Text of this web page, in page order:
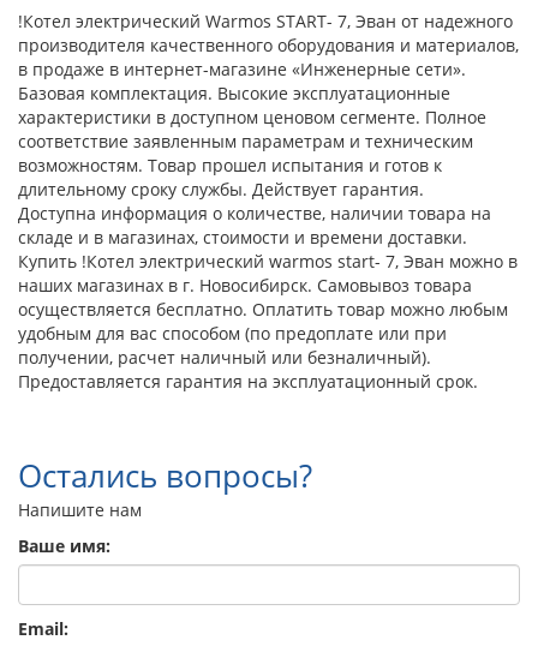
!Котел электрический Warmos START- 7, Эван от надежного
производителя качественного оборудования и материалов,
в продаже в интернет-магазине «Инженерные сети».
Базовая комплектация. Высокие эксплуатационные
характеристики в доступном ценовом сегменте. Полное
соответствие заявленным параметрам и техническим
возможностям. Товар прошел испытания и готов к
длительному сроку службы. Действует гарантия.
Доступна информация о количестве, наличии товара на
складе и в магазинах, стоимости и времени доставки.
Купить !Котел электрический warmos start- 7, Эван можно в
наших магазинах в г. Новосибирск. Самовывоз товара
осуществляется бесплатно. Оплатить товар можно любым
удобным для вас способом (по предоплате или при
получении, расчет наличный или безналичный).
Предоставляется гарантия на эксплуатационный срок.
Остались вопросы?
Напишите нам
Ваше имя:
Email: